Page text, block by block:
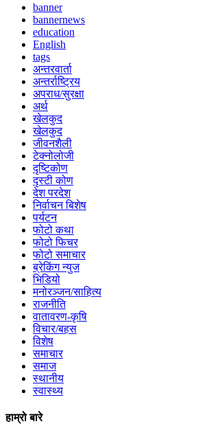
banner
bannernews
education
English
tags
अन्तरवार्ता
अन्तर्राष्ट्रिय
अपराध/सुरक्षा
अर्थ
खेलकुद
खेलकुद
जीवनशैली
टेक्नोलोजी
दृष्टिकोण
दृस्टी कोण
देश परदेश
निर्वाचन बिशेष
पर्यटन
फोटो कथा
फोटो फिचर
फोटो समाचार
ब्रेकिंग न्युज
भिडियो
मनोरञ्जन/साहित्य
राजनीति
वातावरण-कृषि
विचार/बहस
विशेष
समाचार
समाज
स्थानीय
स्वास्थ्य
हाम्रो बारे